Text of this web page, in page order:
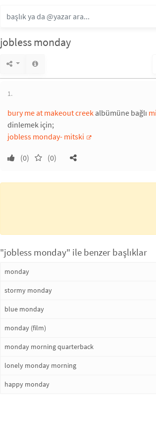
jobless monday
1.
bury me at makeout creek albümüne bağlı
dinlemek için;
jobless monday- mitski
(0) (0)
"jobless monday" ile benzer başlıklar
monday
stormy monday
blue monday
monday (film)
monday morning quarterback
lonely monday morning
happy monday